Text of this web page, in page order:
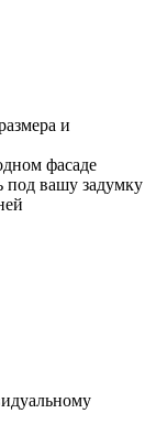
и
фасаде
под вашу задумку